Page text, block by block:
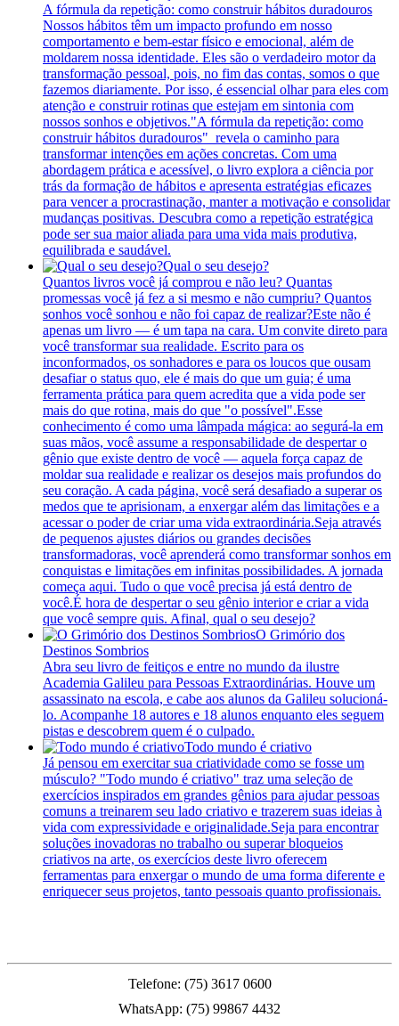
⁠A fórmula da repetição: como construir hábitos duradouros
Nossos hábitos têm um impacto profundo em nosso
comportamento e bem-estar físico e emocional, além de
moldarem nossa identidade. Eles são o verdadeiro motor da
transformação pessoal, pois, no fim das contas, somos o que
fazemos diariamente. Por isso, é essencial olhar para eles com
atenção e construir rotinas que estejam em sintonia com
nossos sonhos e objetivos."A fórmula da repetição: como
construir hábitos duradouros" revela o caminho para
transformar intenções em ações concretas. Com uma
abordagem prática e acessível, o livro explora a ciência por
trás da formação de hábitos e apresenta estratégias eficazes
para vencer a procrastinação, manter a motivação e consolidar
mudanças positivas. Descubra como a repetição estratégica
pode ser sua maior aliada para uma vida mais produtiva,
equilibrada e saudável.
Qual o seu desejo?
Quantos livros você já comprou e não leu? Quantas
promessas você já fez a si mesmo e não cumpriu? Quantos
sonhos você sonhou e não foi capaz de realizar?Este não é
apenas um livro — é um tapa na cara. Um convite direto para
você transformar sua realidade. Escrito para os
inconformados, os sonhadores e para os loucos que ousam
desafiar o status quo, ele é mais do que um guia; é uma
ferramenta prática para quem acredita que a vida pode ser
mais do que rotina, mais do que "o possível".Esse
conhecimento é como uma lâmpada mágica: ao segurá-la em
suas mãos, você assume a responsabilidade de despertar o
gênio que existe dentro de você — aquela força capaz de
moldar sua realidade e realizar os desejos mais profundos do
seu coração. A cada página, você será desafiado a superar os
medos que te aprisionam, a enxergar além das limitações e a
acessar o poder de criar uma vida extraordinária.Seja através
de pequenos ajustes diários ou grandes decisões
transformadoras, você aprenderá como transformar sonhos em
conquistas e limitações em infinitas possibilidades. A jornada
começa aqui. Tudo o que você precisa já está dentro de
você.É hora de despertar o seu gênio interior e criar a vida
que você sempre quis. Afinal, qual o seu desejo?
O Grimório dos
Destinos Sombrios
Abra seu livro de feitiços e entre no mundo da ilustre
Academia Galileu para Pessoas Extraordinárias. Houve um
assassinato na escola, e cabe aos alunos da Galileu solucioná-
lo. Acompanhe 18 autores e 18 alunos enquanto eles seguem
pistas e descobrem quem é o culpado.
Todo mundo é criativo
Já pensou em exercitar sua criatividade como se fosse um
músculo? "Todo mundo é criativo" traz uma seleção de
exercícios inspirados em grandes gênios para ajudar pessoas
comuns a treinarem seu lado criativo e trazerem suas ideias à
vida com expressividade e originalidade.Seja para encontrar
soluções inovadoras no trabalho ou superar bloqueios
criativos na arte, os exercícios deste livro oferecem
ferramentas para enxergar o mundo de uma forma diferente e
enriquecer seus projetos, tanto pessoais quanto profissionais.
Telefone: (75) 3617 0600
WhatsApp: (75) 99867 4432